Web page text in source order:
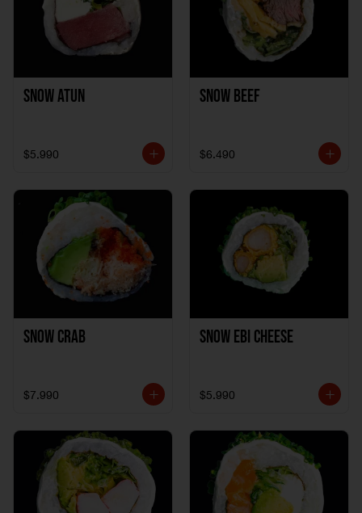
Snow Atun
$5.990
Snow Beef
$6.490
Snow Crab
$7.990
Snow Ebi Cheese
$5.990